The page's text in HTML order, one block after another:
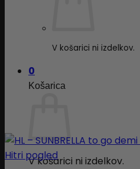
V košarici ni izdelkov.
0
Košarica
V košarici ni izdelkov.
Hitri pogled